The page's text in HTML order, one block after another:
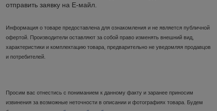
отправить заявку на Е-майл.
Информация о товаре предоставлена для ознакомления и не является публичной
офертой. Производители оставляют за собой право изменять внешний вид,
характеристики и комплектацию товара, предварительно не уведомляя продавцов
и потребителей.
Просим вас отнестись с пониманием к данному факту и заранее приносим
извинения за возможные неточности в описании и фотографиях товара. Будем